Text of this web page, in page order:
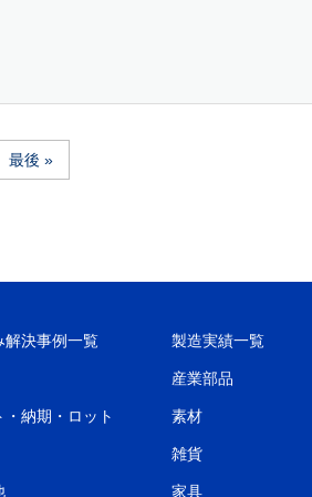
最後 »
解決事例一覧
・納期・ロット
製造実績一覧
産業部品
素材
雑貨
家具